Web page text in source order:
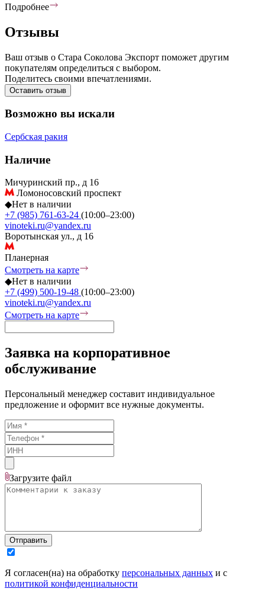
Подробнее
Отзывы
Ваш отзыв о Стара Соколова Экспорт поможет другим
покупателям определиться с выбором.
Поделитесь своими впечатлениями.
Оставить отзыв
Возможно вы искали
Сербская ракия
Наличие
Мичуринский пр., д 16
Ломоносовский проспект
◆Нет в наличии
+7 (985) 761-63-24 (10:00–23:00)
vinoteki.ru@yandex.ru
Воротынская ул., д 16
Планерная
Смотреть на карте
◆Нет в наличии
+7 (499) 500-19-48 (10:00–23:00)
vinoteki.ru@yandex.ru
Смотреть на карте
Заявка на корпоративное
обслуживание
Персональный менеджер составит индивидуальное
предложение и оформит все нужные документы.
Загрузите файл
Отправить
Я согласен(на) на обработку персональных данных и с
политикой конфиденциальности